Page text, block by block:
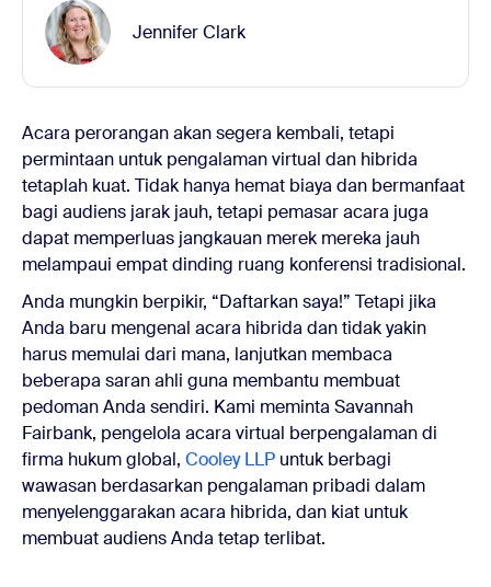
Jennifer Clark
Acara perorangan akan segera kembali, tetapi
permintaan untuk pengalaman virtual dan hibrida
tetaplah kuat. Tidak hanya hemat biaya dan bermanfaat
bagi audiens jarak jauh, tetapi pemasar acara juga
dapat memperluas jangkauan merek mereka jauh
melampaui empat dinding ruang konferensi tradisional.
Anda mungkin berpikir, “Daftarkan saya!” Tetapi jika
Anda baru mengenal acara hibrida dan tidak yakin
harus memulai dari mana, lanjutkan membaca
beberapa saran ahli guna membantu membuat
pedoman Anda sendiri. Kami meminta Savannah
Fairbank, pengelola acara virtual berpengalaman di
firma hukum global, Cooley LLP untuk berbagi
wawasan berdasarkan pengalaman pribadi dalam
menyelenggarakan acara hibrida, dan kiat untuk
membuat audiens Anda tetap terlibat.